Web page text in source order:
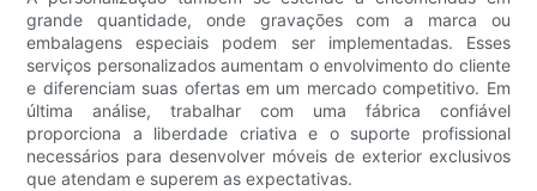
grande quantidade, onde gravações com a marca ou
embalagens especiais podem ser implementadas. Esses
serviços personalizados aumentam o envolvimento do cliente
e diferenciam suas ofertas em um mercado competitivo. Em
última análise, trabalhar com uma fábrica confiável
proporciona a liberdade criativa e o suporte profissional
necessários para desenvolver móveis de exterior exclusivos
que atendam e superem as expectativas.